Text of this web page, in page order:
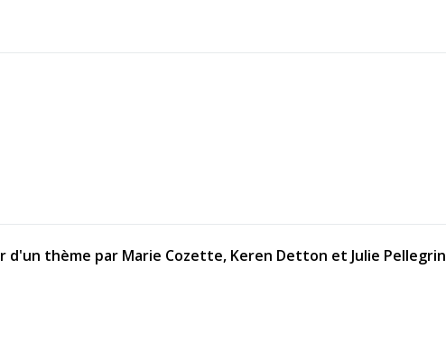
d'un thème par Marie Cozette, Keren Detton et Julie Pellegrin